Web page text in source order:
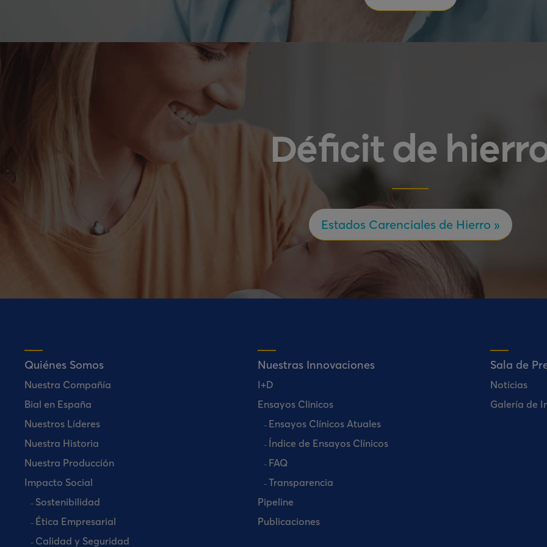
Déficit de
Estados Carenciales de Hierro »
Quiénes Somos
Nuestra Compañía
Bial en España
Nuestros Líderes
Nuestra Historia
Nuestra Producción
Impacto Social
Sostenibilidad
Ética Empresarial
Calidad y Seguridad
Nuestras Innovaciones
I+D
Ensayos Clinicos
Ensayos Clínicos Atuales
Índice de Ensayos Clínicos
FAQ
Transparencia
Pipeline
Publicaciones
Sala de
Noticias
Galería de